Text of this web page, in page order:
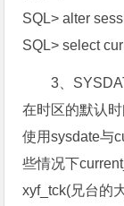
SQL> alter
SQL> select
3、
在时区的默认
使用sysdate与
些情况下
xyf_tck(兄台的